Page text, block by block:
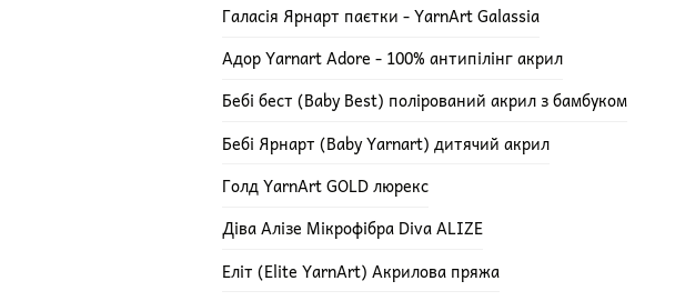
Галасія Ярнарт паєтки - YarnArt Galassia
Адор Yarnart Adore - 100% антипілінг акрил
Бебі бест (Baby Best) полірований акрил з бамбуком
Бебі Ярнарт (Baby Yarnart) дитячий акрил
Голд YarnArt GOLD люрекс
Діва Алізе Мікрофібра Diva ALIZE
Еліт (Elite YarnArt) Акрилова пряжа